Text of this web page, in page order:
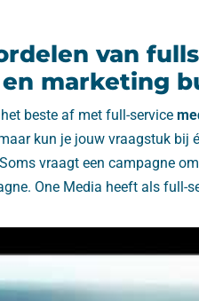
van
marketing
beste af met full-service
kun je jouw vraagstuk bij
vraagt een campagne
One Media heeft als full-